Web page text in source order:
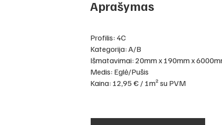
Aprašymas
Profilis: 4C
Kategorija: A/B
Išmatavimai: 20mm x 190mm x
Medis: Eglė/Pušis
Kaina: 12,95 € / 1m² su PVM